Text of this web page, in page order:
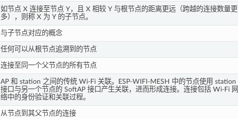
如节点 X 连接至节点 Y，且 X 相较 Y 与根节点的距离更远（跨越的连接数量更
多），则称 X 为 Y 的子节点。
与子节点对应的概念
任何可以从根节点追溯到的节点
连接至同一个父节点的所有节点
AP 和 station 之间的传统 Wi-Fi 关联。ESP-WIFI-MESH 中的节点使用 station
接口与另一个节点的 SoftAP 接口产生关联，进而形成连接。连接包括 Wi-Fi 网
络中的身份验证和关联过程。
从节点到其父节点的连接